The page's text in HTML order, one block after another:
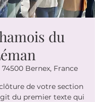
du
74500 Bernex, France
de votre section
du premier texte qui